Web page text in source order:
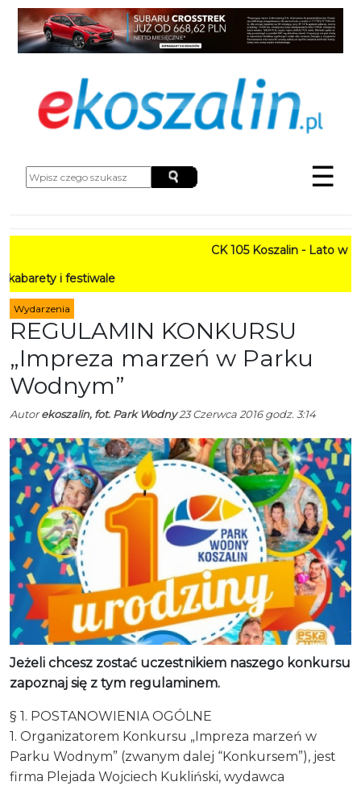
☰
CK 105 Koszalin - Lato w Mieście
Wydarzenia
REGULAMIN KONKURSU
„Impreza marzeń w Parku
Wodnym”
Autorekoszalin, fot. Park Wodny23 Czerwca 2016 godz. 3:14
Jeżeli chcesz zostać uczestnikiem naszego konkursu
zapoznaj się z tym regulaminem.
§ 1. POSTANOWIENIA OGÓLNE
1. Organizatorem Konkursu „Impreza marzeń w
Parku Wodnym” (zwanym dalej “Konkursem”), jest
firma Plejada Wojciech Kukliński, wydawca